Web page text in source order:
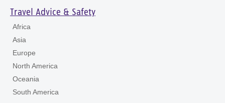
Travel Advice & Safety
Africa
Asia
Europe
North America
Oceania
South America